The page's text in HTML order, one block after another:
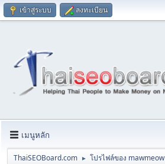
เข้าสู่ระบบ ลงทะเบียน
เมนูหลัก
ThaiSEOBoard.com ► โปรไฟล์ของ mawmeow